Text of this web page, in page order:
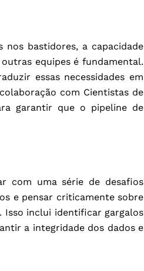
nos bastidores, a capacidade
equipes é fundamental.
essas necessidades em
com Cientistas de
garantir que o pipeline de
com uma série de desafios
e pensar criticamente sobre
Isso inclui identificar gargalos
a integridade dos dados e